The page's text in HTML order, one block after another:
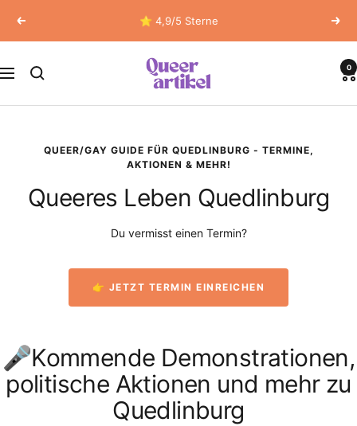
zumZurück ⭐ 4,9/5 Sterne
Navigation
Queerartikel 0
QUEER/GAY GUIDE FÜR QUEDLINBURG - TERMINE,
AKTIONEN & MEHR!
Queeres Leben Quedlinburg
Du vermisst einen Termin?
👉 JETZT TERMIN EINREICHEN
🎤Kommende Demonstrationen,
politische Aktionen und mehr zu
Quedlinburg